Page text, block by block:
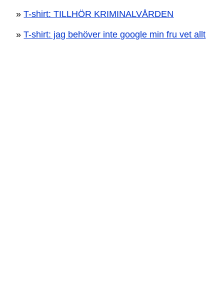
»T-shirt: TILLHÖR KRIMINALVÅRDEN
»T-shirt: jag behöver inte google min fru vet allt